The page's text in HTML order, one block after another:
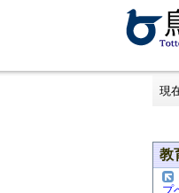
現
教
プ